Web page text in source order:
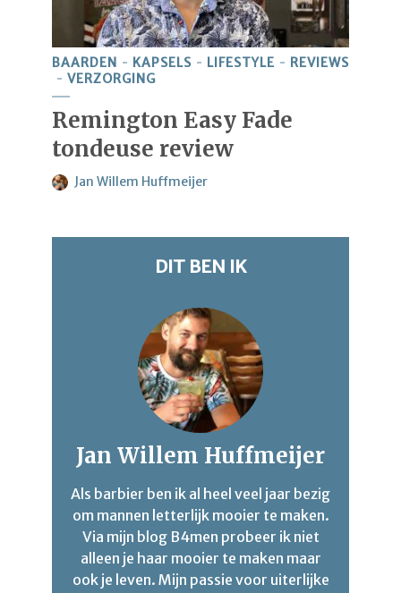
BAARDEN KAPSELS LIFESTYLE
REVIEWS
VERZORGING
Remington Easy Fade
tondeuse review
Jan Willem Huffmeijer
DIT BEN IK
Jan Willem Huffmeijer
Als barbier ben ik al heel veel jaar bezig
om mannen letterlijk mooier te maken.
Via mijn blog B4men probeer ik niet
alleen je haar mooier te maken maar
ook je leven. Mijn passie voor uiterlijke